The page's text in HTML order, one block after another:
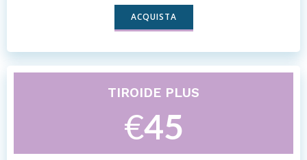
ACQUISTA
TIROIDE PLUS
€45